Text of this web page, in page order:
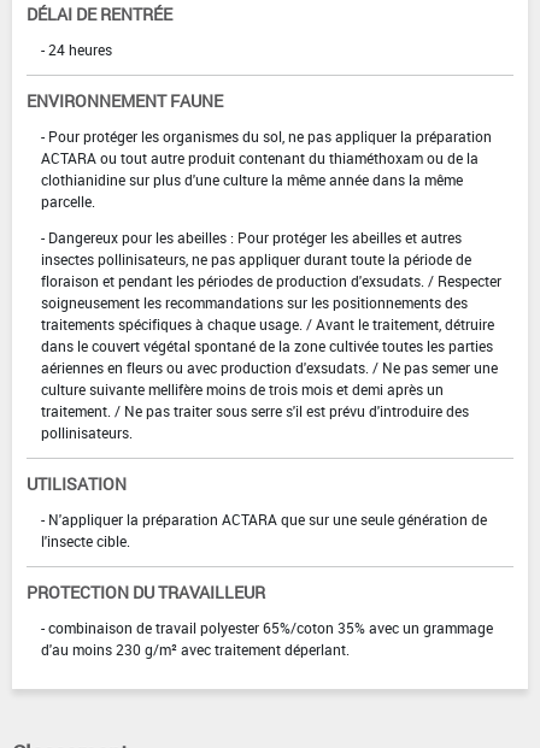
DÉLAI DE RENTRÉE
- 24 heures
ENVIRONNEMENT FAUNE
- Pour protéger les organismes du sol, ne pas appliquer la préparation
ACTARA ou tout autre produit contenant du thiaméthoxam ou de la
clothianidine sur plus d'une culture la même année dans la même
parcelle.
- Dangereux pour les abeilles : Pour protéger les abeilles et autres
insectes pollinisateurs, ne pas appliquer durant toute la période de
floraison et pendant les périodes de production d'exsudats. / Respecter
soigneusement les recommandations sur les positionnements des
traitements spécifiques à chaque usage. / Avant le traitement, détruire
dans le couvert végétal spontané de la zone cultivée toutes les parties
aériennes en fleurs ou avec production d'exsudats. / Ne pas semer une
culture suivante mellifère moins de trois mois et demi après un
traitement. / Ne pas traiter sous serre s'il est prévu d'introduire des
pollinisateurs.
UTILISATION
- N'appliquer la préparation ACTARA que sur une seule génération de
l'insecte cible.
PROTECTION DU TRAVAILLEUR
- combinaison de travail polyester 65%/coton 35% avec un grammage
d'au moins 230 g/m² avec traitement déperlant.